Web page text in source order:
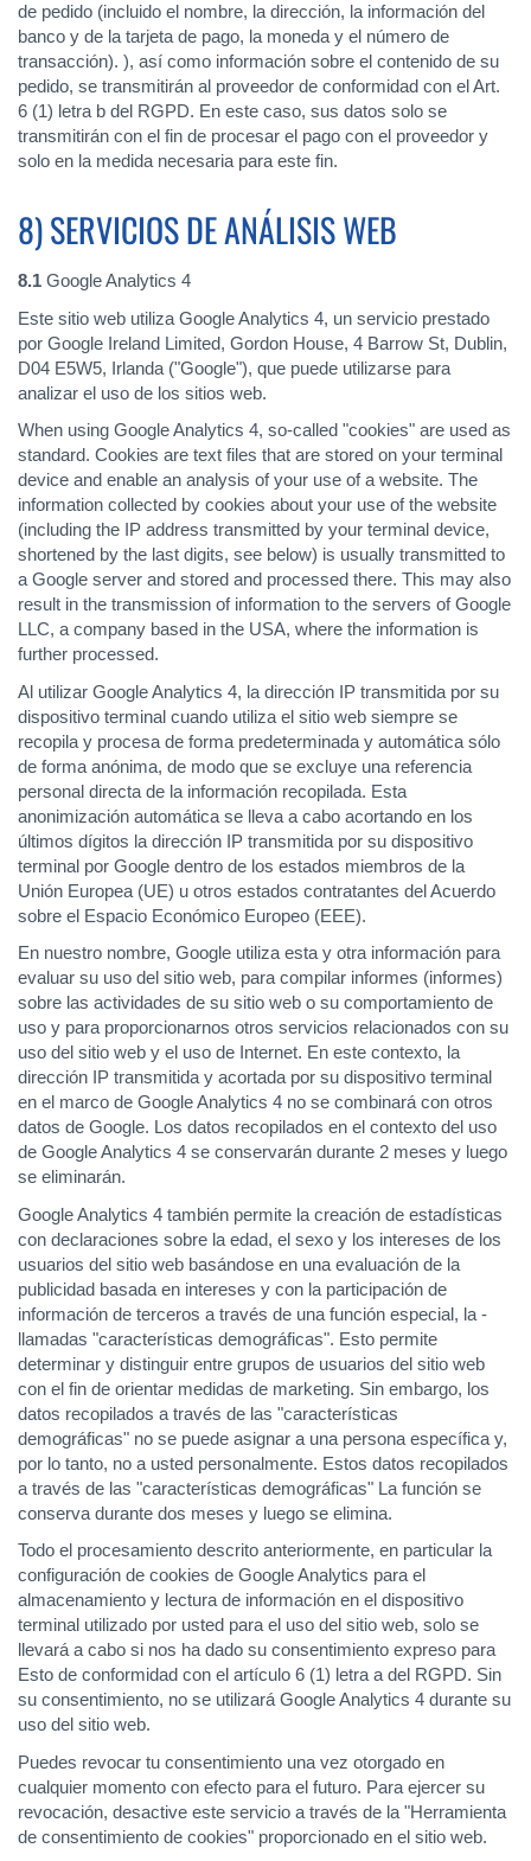
de pedido (incluido el nombre, la dirección, la información del
banco y de la tarjeta de pago, la moneda y el número de
transacción). ), así como información sobre el contenido de su
pedido, se transmitirán al proveedor de conformidad con el Art.
6 (1) letra b del RGPD. En este caso, sus datos solo se
transmitirán con el fin de procesar el pago con el proveedor y
solo en la medida necesaria para este fin.
8) SERVICIOS DE ANÁLISIS WEB
8.1 Google Analytics 4
Este sitio web utiliza Google Analytics 4, un servicio prestado
por Google Ireland Limited, Gordon House, 4 Barrow St, Dublin,
D04 E5W5, Irlanda ("Google"), que puede utilizarse para
analizar el uso de los sitios web.
When using Google Analytics 4, so-called "cookies" are used as
standard. Cookies are text files that are stored on your terminal
device and enable an analysis of your use of a website. The
information collected by cookies about your use of the website
(including the IP address transmitted by your terminal device,
shortened by the last digits, see below) is usually transmitted to
a Google server and stored and processed there. This may also
result in the transmission of information to the servers of Google
LLC, a company based in the USA, where the information is
further processed.
Al utilizar Google Analytics 4, la dirección IP transmitida por su
dispositivo terminal cuando utiliza el sitio web siempre se
recopila y procesa de forma predeterminada y automática sólo
de forma anónima, de modo que se excluye una referencia
personal directa de la información recopilada. Esta
anonimización automática se lleva a cabo acortando en los
últimos dígitos la dirección IP transmitida por su dispositivo
terminal por Google dentro de los estados miembros de la
Unión Europea (UE) u otros estados contratantes del Acuerdo
sobre el Espacio Económico Europeo (EEE).
En nuestro nombre, Google utiliza esta y otra información para
evaluar su uso del sitio web, para compilar informes (informes)
sobre las actividades de su sitio web o su comportamiento de
uso y para proporcionarnos otros servicios relacionados con su
uso del sitio web y el uso de Internet. En este contexto, la
dirección IP transmitida y acortada por su dispositivo terminal
en el marco de Google Analytics 4 no se combinará con otros
datos de Google. Los datos recopilados en el contexto del uso
de Google Analytics 4 se conservarán durante 2 meses y luego
se eliminarán.
Google Analytics 4 también permite la creación de estadísticas
con declaraciones sobre la edad, el sexo y los intereses de los
usuarios del sitio web basándose en una evaluación de la
publicidad basada en intereses y con la participación de
información de terceros a través de una función especial, la -
llamadas "características demográficas". Esto permite
determinar y distinguir entre grupos de usuarios del sitio web
con el fin de orientar medidas de marketing. Sin embargo, los
datos recopilados a través de las "características
demográficas" no se puede asignar a una persona específica y,
por lo tanto, no a usted personalmente. Estos datos recopilados
a través de las "características demográficas" La función se
conserva durante dos meses y luego se elimina.
Todo el procesamiento descrito anteriormente, en particular la
configuración de cookies de Google Analytics para el
almacenamiento y lectura de información en el dispositivo
terminal utilizado por usted para el uso del sitio web, solo se
llevará a cabo si nos ha dado su consentimiento expreso para
Esto de conformidad con el artículo 6 (1) letra a del RGPD. Sin
su consentimiento, no se utilizará Google Analytics 4 durante su
uso del sitio web.
Puedes revocar tu consentimiento una vez otorgado en
cualquier momento con efecto para el futuro. Para ejercer su
revocación, desactive este servicio a través de la "Herramienta
de consentimiento de cookies" proporcionado en el sitio web.